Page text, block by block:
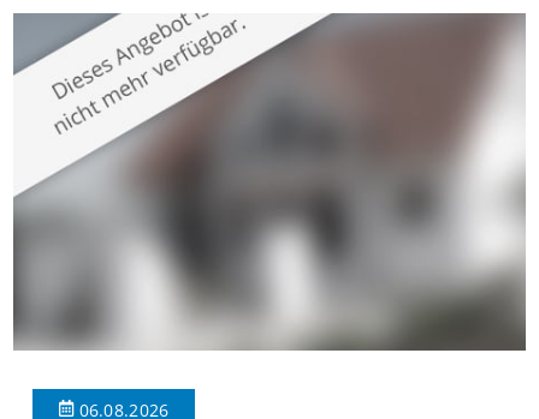
großzügige Räume und eine hochwertige Ausstattung, die
modernen Wohnkomfort mit einem stilvollen Ambiente
verbindet. Der […]
06.08.2026